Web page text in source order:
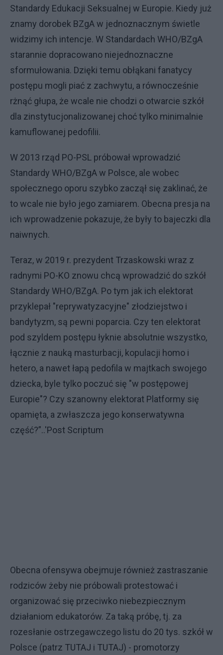
Standardy Edukacji Seksualnej w Europie. Kiedy już
znamy dorobek BZgA w jednoznacznym świetle
widzimy ich intencje. W Standardach WHO/BZgA
starannie dopracowano niejednoznaczne
sformułowania. Dzięki temu obłąkani fanatycy
postępu mogli piać z zachwytu, a równocześnie
rżnąć głupa, że wcale nie chodzi o otwarcie szkół
dla zinstytucjonalizowanej choć tylko minimalnie
kamuflowanej pedofilii.
W 2013 rząd PO-PSL próbował wprowadzić
Standardy WHO/BZgA w Polsce, ale wobec
społecznego oporu szybko zaczął się zaklinać, że
to wcale nie było jego zamiarem. Obecna presja na
ich wprowadzenie pokazuje, że były to bajeczki dla
naiwnych.
Teraz, w 2019 r. prezydent Trzaskowski wraz z
radnymi PO-KO znowu chcą wprowadzić do szkół
Standardy WHO/BZgA. Po tym jak ich elektorat
przyklepał "reprywatyzacyjne" złodziejstwo i
bandytyzm, są pewni poparcia. Czy ten elektorat
pod szyldem postępu łyknie absolutnie wszystko,
łącznie z nauką masturbacji, kopulacji homo i
hetero, a nawet łapą pedofila w majtkach swojego
dziecka, byle tylko poczuć się "w postępowej
Europie"? Czy szanowny elektorat Platformy się
opamięta, a zwłaszcza jego konserwatywna
część?”..'Post Scriptum
Obecna ofensywa obejmuje również zastraszanie
rodziców żeby nie próbowali protestować i
organizować się przeciwko niebezpiecznym
działaniom edukatorów. Za taką próbę, tj. za
rozesłanie ostrzegawczego listu do 20 tys. szkół w
Polsce (patrz TUTAJ i TUTAJ) - promotorzy